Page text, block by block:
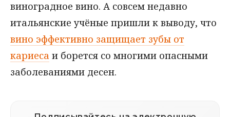
виноградное вино. А совсем недавно
итальянские учёные пришли к выводу, что
вино эффективно защищает зубы от
кариеса и борется со многими опасными
заболеваниями десен.